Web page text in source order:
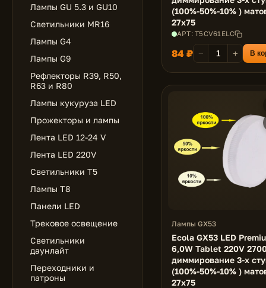
Лампы GU 5.3 и GU10
Светильники MR16
Лампы G4
Лампы G9
Рефлекторы R39, R50,
R63 и R80
Лампы кукуруза LED
Прожекторы и лампы
Лента LED 12-24 V
Лента LED 220V
Светильники T5
Лампы T8
Панели LED
Трековое освещение
Светильники
даунлайт
Переходники и
патроны
(100%-50%-10% )
27x75
АРТ: T5CV61ELC
84 ₽ − + В
Лампы GX53
Ecola GX53 LED
6,0W Tablet 220V
диммирование 3-х
(100%-50%-10% )
27x75